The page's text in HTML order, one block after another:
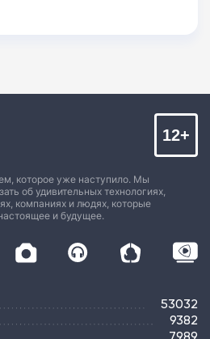
которое уже наступило. Мы
об удивительных технологиях,
компаниях и людях, которые
и будущее.
12+
53032
9382